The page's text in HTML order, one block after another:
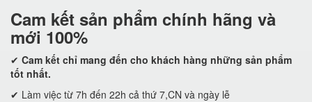
Cam kết sản phẩm chính hãng và
mới 100%
✔ Cam kết chỉ mang đến cho khách hàng những sản phẩm
tốt nhất.
✔ Làm việc từ 7h đến 22h cả thứ 7,CN và ngày lễ